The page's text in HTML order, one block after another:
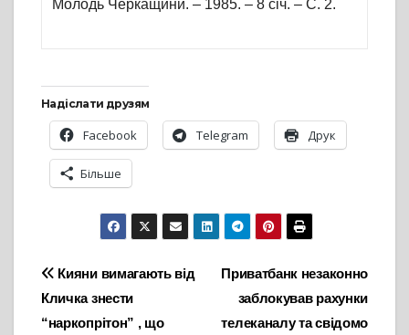
Молодь Черкащини. – 1985. – 8 січ. – С. 2.
Надіслати друзям
Facebook Telegram Друк
Більше
Навігація
записів
Приватбанк незаконно
заблокував рахунки
телеканалу та свідомо
Кияни вимагають від
Кличка знести
“наркопрітон” , що